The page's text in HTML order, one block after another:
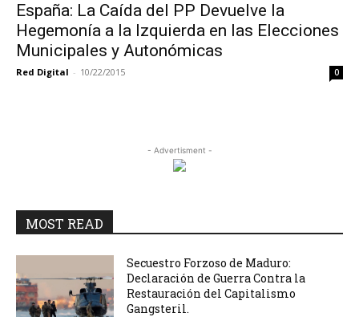
España: La Caída del PP Devuelve la
Hegemonía a la Izquierda en las Elecciones
Municipales y Autonómicas
Red Digital - 10/22/2015 0
- Advertisment -
MOST READ
Secuestro Forzoso de Maduro:
Declaración de Guerra Contra la
Restauración del Capitalismo
Gangsteril.